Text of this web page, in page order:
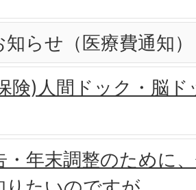
らせ（医療費通知）
険)人間ドック・脳
・年末調整のために